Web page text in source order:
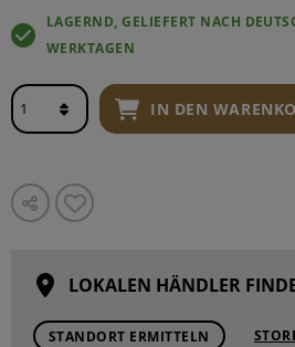
LAGERND, GELIEFERT NACH
WERKTAGEN
IN DEN
LOKALEN HÄNDLER
STANDORT ERMITTELN